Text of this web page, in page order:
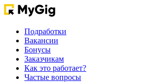
Подработки
Вакансии
Бонусы
Заказчикам
Как это работает?
Частые вопросы